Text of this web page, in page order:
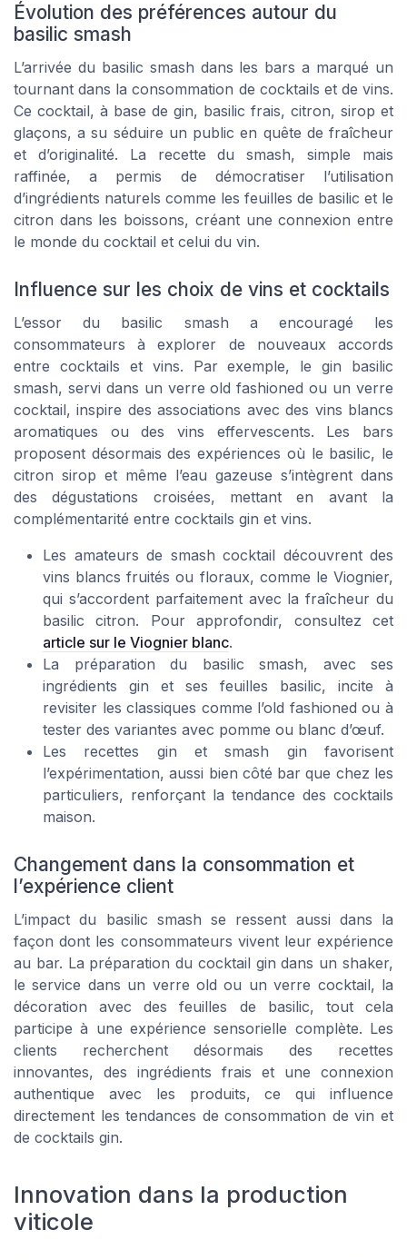
Évolution des préférences autour du
basilic smash
L’arrivée du basilic smash dans les bars a marqué un
tournant dans la consommation de cocktails et de vins.
Ce cocktail, à base de gin, basilic frais, citron, sirop et
glaçons, a su séduire un public en quête de fraîcheur
et d’originalité. La recette du smash, simple mais
raffinée, a permis de démocratiser l’utilisation
d’ingrédients naturels comme les feuilles de basilic et le
citron dans les boissons, créant une connexion entre
le monde du cocktail et celui du vin.
Influence sur les choix de vins et cocktails
L’essor du basilic smash a encouragé les
consommateurs à explorer de nouveaux accords
entre cocktails et vins. Par exemple, le gin basilic
smash, servi dans un verre old fashioned ou un verre
cocktail, inspire des associations avec des vins blancs
aromatiques ou des vins effervescents. Les bars
proposent désormais des expériences où le basilic, le
citron sirop et même l’eau gazeuse s’intègrent dans
des dégustations croisées, mettant en avant la
complémentarité entre cocktails gin et vins.
Les amateurs de smash cocktail découvrent des
vins blancs fruités ou floraux, comme le Viognier,
qui s’accordent parfaitement avec la fraîcheur du
basilic citron. Pour approfondir, consultez cet
article sur le Viognier blanc.
La préparation du basilic smash, avec ses
ingrédients gin et ses feuilles basilic, incite à
revisiter les classiques comme l’old fashioned ou à
tester des variantes avec pomme ou blanc d’œuf.
Les recettes gin et smash gin favorisent
l’expérimentation, aussi bien côté bar que chez les
particuliers, renforçant la tendance des cocktails
maison.
Changement dans la consommation et
l’expérience client
L’impact du basilic smash se ressent aussi dans la
façon dont les consommateurs vivent leur expérience
au bar. La préparation du cocktail gin dans un shaker,
le service dans un verre old ou un verre cocktail, la
décoration avec des feuilles de basilic, tout cela
participe à une expérience sensorielle complète. Les
clients recherchent désormais des recettes
innovantes, des ingrédients frais et une connexion
authentique avec les produits, ce qui influence
directement les tendances de consommation de vin et
de cocktails gin.
Innovation dans la production
viticole